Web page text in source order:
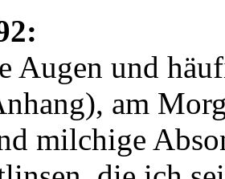
Augen und
am
milchige